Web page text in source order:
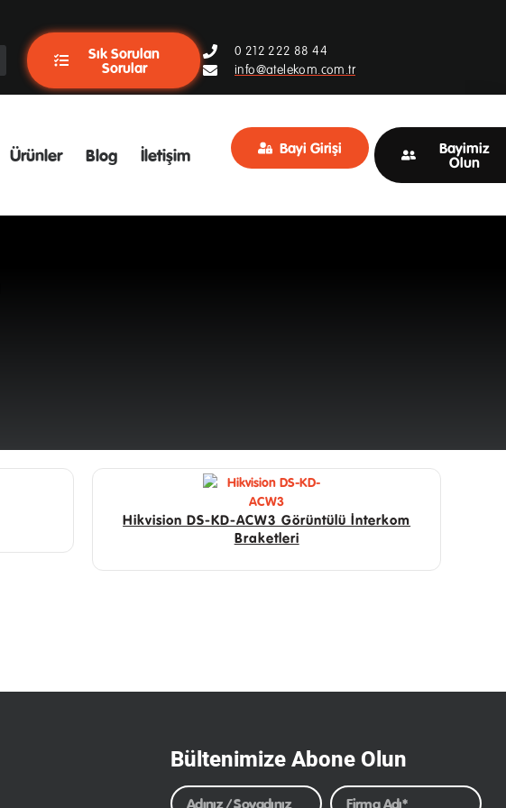
Sık Sorulan
Sorular
0 212 222 88 44
info@atelekom.com.tr
Ürünler Blog İletişim Bayi Girişi
Bayimiz
Olun
Hikvision DS-KD-ACW3 Görüntülü İnterkom
Braketleri
Bültenimize Abone Olun